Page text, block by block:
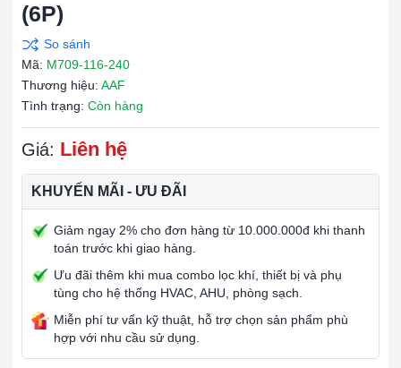
(6P)
Mã: M709-116-240
Thương hiệu: AAF
Tình trạng: Còn hàng
Giá: Liên hệ
KHUYẾN MÃI - ƯU ĐÃI
Giảm ngay 2% cho đơn hàng từ 10.000.000đ khi thanh
toán trước khi giao hàng.
Ưu đãi thêm khi mua combo lọc khí, thiết bị và phụ
tùng cho hệ thống HVAC, AHU, phòng sạch.
Miễn phí tư vấn kỹ thuật, hỗ trợ chọn sản phẩm phù
hợp với nhu cầu sử dụng.